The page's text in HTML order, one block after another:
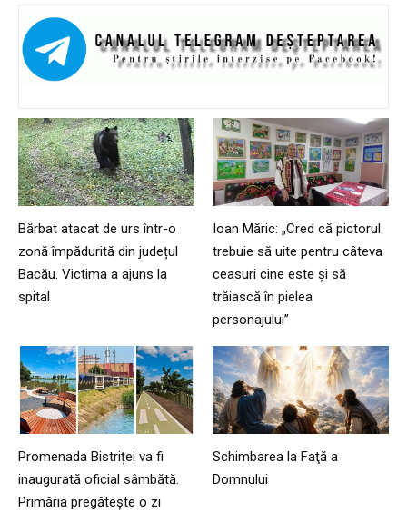
Bărbat atacat de urs într-o
zonă împădurită din județul
Bacău. Victima a ajuns la
spital
Ioan Măric: „Cred că pictorul
trebuie să uite pentru câteva
ceasuri cine este și să
trăiască în pielea
personajului”
Promenada Bistriței va fi
inaugurată oficial sâmbătă.
Primăria pregătește o zi
Schimbarea la Faţă a
Domnului